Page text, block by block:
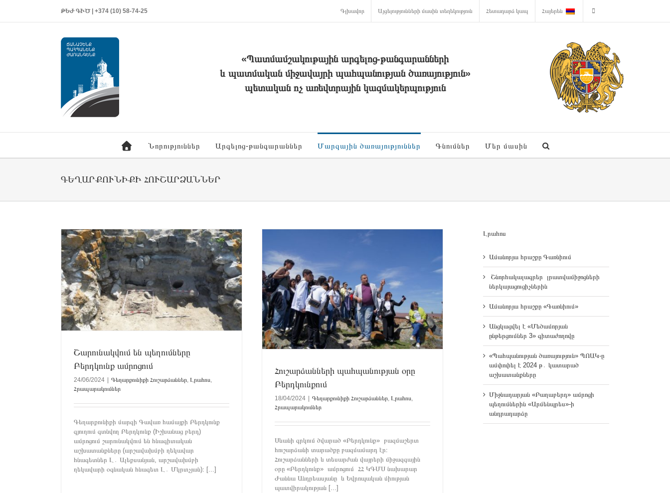
ԹԵԺ ԳԻԾ | +374 (10) 58-74-25 Գլխավոր Այցելությունների մասին տեղեկություն Հետադարձ կապ Հայերեն
«Պատմամշակութային արգելոց-թանգարանների
և պատմական միջավայրի պահպանության ծառայություն»
պետական ոչ առեվտրային կազմակերպություն
Նորություններ Արգելոց-թանգարաններ Մարզային ծառայություններ Գնումներ Մեր մասին
ԳԵՂԱՐՔՈՒՆԻՔԻ ՀՈՒՇԱՐՁԱՆՆԵՐ
Շարունակվում են պեղումները
Բերդկունք ամրոցում
24/06/2024 Գեղարքունիքի Հուշարձաններ, Լրահոս,
Հրապարակումներ
Գեղարքունիքի մարզի Գավառ համայքի Բերդկունք
գյուղում գտնվող Բերդկունք (Իշխանաց բերդ)
ամրոցում շարունակվում են հնագիտական
աշխատանքները (արշավախմբի ղեկավար
հնագետներ Լ․ Ալեքսանյան, արշավախմբի
ղեկավարի օգնական հնագետ Լ․ Մկրտչյան)։ [...]
Հուշարձանների պահպանության օրը Բերդկունքում
Գեղարքունիքի Հուշարձաններ Լրահոս Հրապարակումներ
Հուշարձանների պահպանության օրը
Բերդկունքում
18/04/2024 Գեղարքունիքի Հուշարձաններ, Լրահոս,
Հրապարակումներ
Սևանի գրկում ծվարած «Բերդկունք» բազմաշերտ
հուշարձանի տարածքը բազմամարդ էր։
Հուշարձանների և տեսարժան վայրերի միջազգային
օրը «Բերդկունք» ամրոցում ՀՀ ԿԳՄՍ նախարար
Ժաննա Անդրեասյանը և Եվրոպական միության
պատվիրակության [...]
Լրահոս
Ամանորյա հրաշքը Գառնիում
Շնորհակալագրեր լրատվամիջոցների
ներկայացուցիչներին
Ամանորյա հրաշքը «Գառնիում»
Անցկացվել է «Մեծամորյան
ընթերցումներ 3» գիտաժողովը
«Պահպանության ծառայություն» ՊՈԱԿ-ը
ամփոփել է 2024 թ․ կատարած
աշխատանքները
Միջնադարյան «Բաղաբերդ» ամրոցի
պեղումներին «Արմենպրես»-ի
անդրադարձը